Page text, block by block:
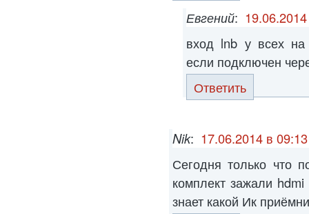
Евгений:
вход lnb у всех на
если подключен
Ответить
Nik: 17.06.2014 в 09:13
Сегодня только что
комплект зажали
знает какой Ик